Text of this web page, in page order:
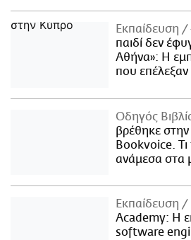
Εκπαίδευση
παιδί δεν
Αθήνα»: Η
που
Οδηγός
βρέθηκε
Bookvoice. Τι
ανάμεσα στα
Εκπαίδευση
Academy: Η
software